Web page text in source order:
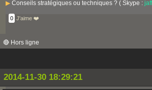
▶ Conseils stratégiques ou techniques ? ( Skype :
0 J'aime ❤️
🔴 Hors ligne
2014-11-30 18:29:21